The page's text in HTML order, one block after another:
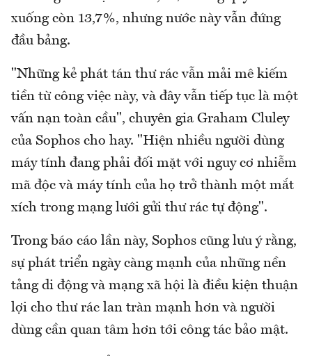
xuống còn 13,7%, nhưng nước này vẫn đứng
đầu bảng.
"Những kẻ phát tán thư rác vẫn mải mê kiếm
tiền từ công việc này, và đây vẫn tiếp tục là một
vấn nạn toàn cầu", chuyên gia Graham Cluley
của Sophos cho hay. "Hiện nhiều người dùng
máy tính đang phải đối mặt với nguy cơ nhiễm
mã độc và máy tính của họ trở thành một mắt
xích trong mạng lưới gửi thư rác tự động".
Trong báo cáo lần này, Sophos cũng lưu ý rằng,
sự phát triển ngày càng mạnh của những nền
tảng di động và mạng xã hội là điều kiện thuận
lợi cho thư rác lan tràn mạnh hơn và người
dùng cần quan tâm hơn tới công tác bảo mật.